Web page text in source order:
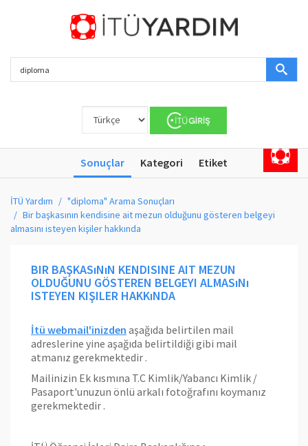
Sonuçlar Kategori Etiket
İTÜ Yardım
"diploma" Arama Sonuçları
Bir başkasının kendisine ait mezun olduğunu gösteren belgeyi
almasını isteyen kişiler hakkında
BIR BAŞKASıNıN KENDISINE AIT MEZUN
OLDUĞUNU GÖSTEREN BELGEYI ALMASıNı
ISTEYEN KIŞILER HAKKıNDA
İtü webmail'inizden aşağıda belirtilen mail
adreslerine yine aşağıda belirtildiği gibi mail
atmanız gerekmektedir .
Mailinizin Ek kısmına T.C Kimlik/Yabancı Kimlik /
Pasaport'unuzun önlü arkalı fotoğrafını koymanız
gerekmektedir .